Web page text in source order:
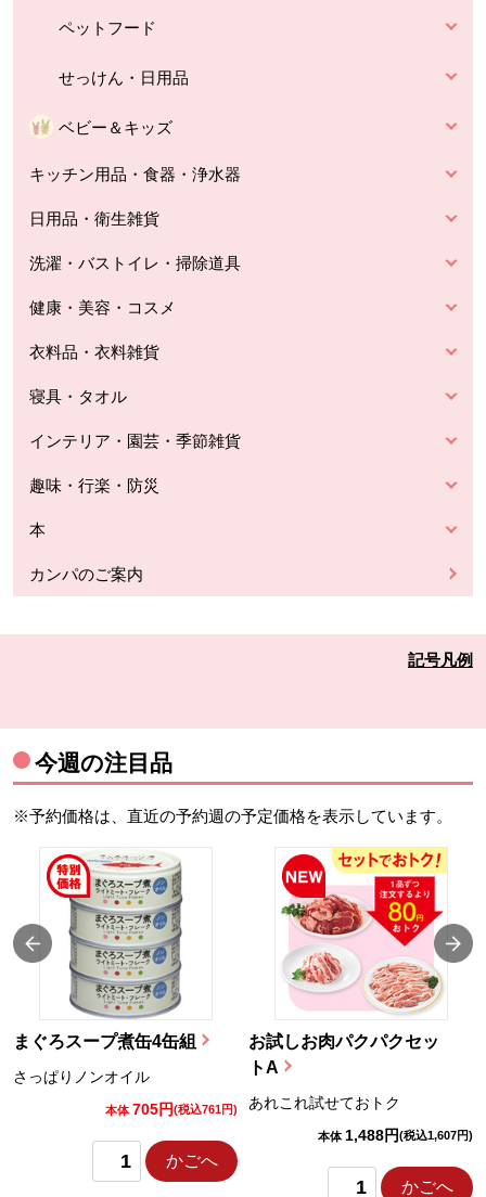
ペットフード
せっけん・日用品
ベビー＆キッズ
キッチン用品・食器・浄水器
日用品・衛生雑貨
洗濯・バストイレ・掃除道具
健康・美容・コスメ
衣料品・衣料雑貨
寝具・タオル
インテリア・園芸・季節雑貨
趣味・行楽・防災
本
カンパのご案内
記号凡例
今週の注目品
※予約価格は、直近の予約週の予定価格を表示しています。
まぐろスープ煮缶4缶組
さっぱりノンオイル
本体 705円(税込761円)
かごへ
お試しお肉パクパクセッ
トA
あれこれ試せておトク
本体 1,488円(税込1,607円)
かごへ